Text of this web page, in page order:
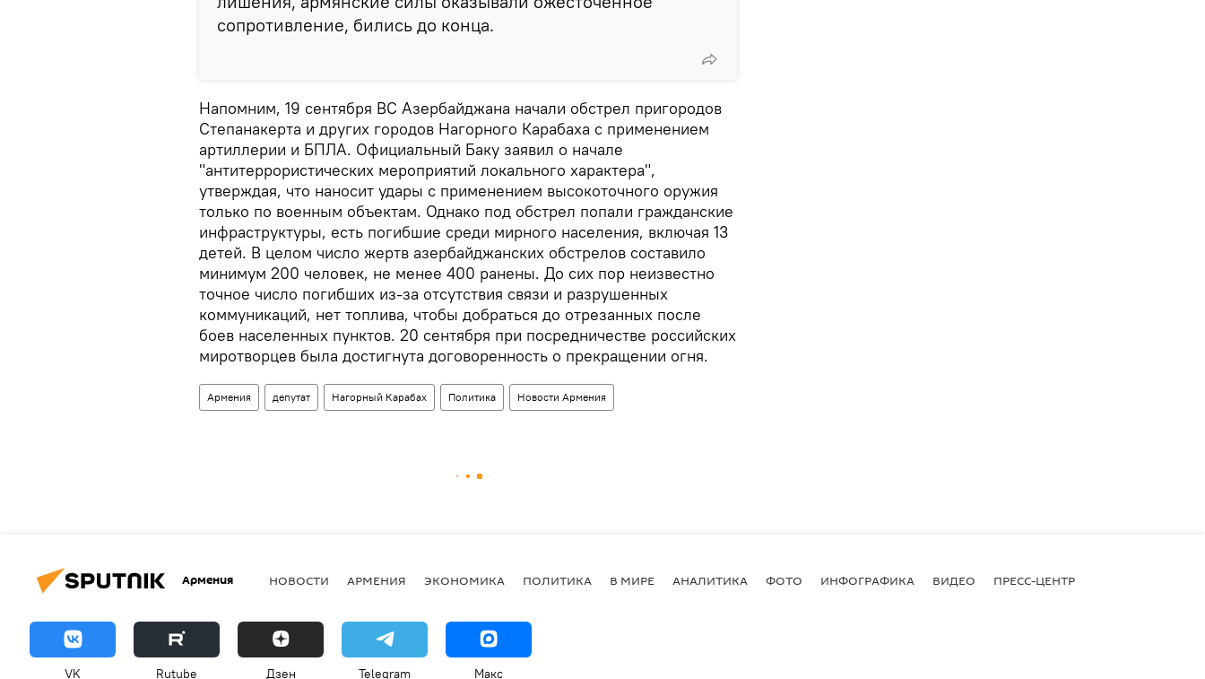
сопротивление, бились до конца.
Напомним, 19 сентября ВС Азербайджана начали обстрел пригородов
Степанакерта и других городов Нагорного Карабаха с применением
артиллерии и БПЛА. Официальный Баку заявил о начале
"антитеррористических мероприятий локального характера",
утверждая, что наносит удары с применением высокоточного оружия
только по военным объектам. Однако под обстрел попали гражданские
инфраструктуры, есть погибшие среди мирного населения, включая 13
детей. В целом число жертв азербайджанских обстрелов составило
минимум 200 человек, не менее 400 ранены. До сих пор неизвестно
точное число погибших из-за отсутствия связи и разрушенных
коммуникаций, нет топлива, чтобы добраться до отрезанных после
боев населенных пунктов. 20 сентября при посредничестве российских
миротворцев была достигнута договоренность о прекращении огня.
Армения депутат Нагорный Карабах Политика Новости Армения
Армения НОВОСТИ АРМЕНИЯ ЭКОНОМИКА ПОЛИТИКА В МИРЕ АНАЛИТИКА ФОТО ИНФОГРАФИКА ВИДЕО ПРЕСС-ЦЕНТР
VK Rutube Дзен Telegram Макс